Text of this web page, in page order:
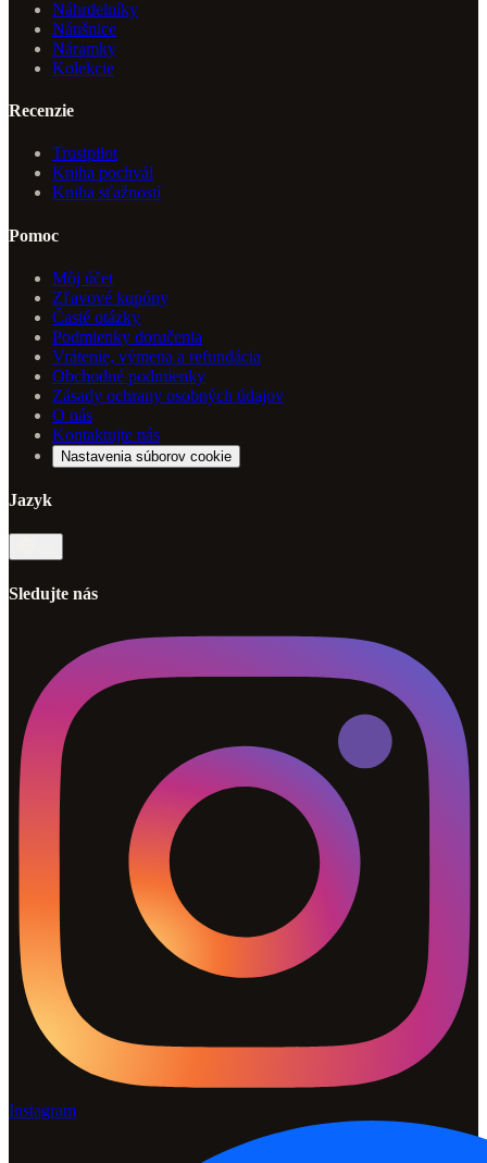
Náhrdelníky
Náušnice
Náramky
Kolekcie
Recenzie
Trustpilot
Kniha pochvál
Kniha sťažností
Pomoc
Môj účet
Zľavové kupóny
Časté otázky
Podmienky doručenia
Vrátenie, výmena a refundácia
Obchodné podmienky
Zásady ochrany osobných údajov
O nás
Kontaktujte nás
Nastavenia súborov cookie
Jazyk
Sledujte nás
Instagram